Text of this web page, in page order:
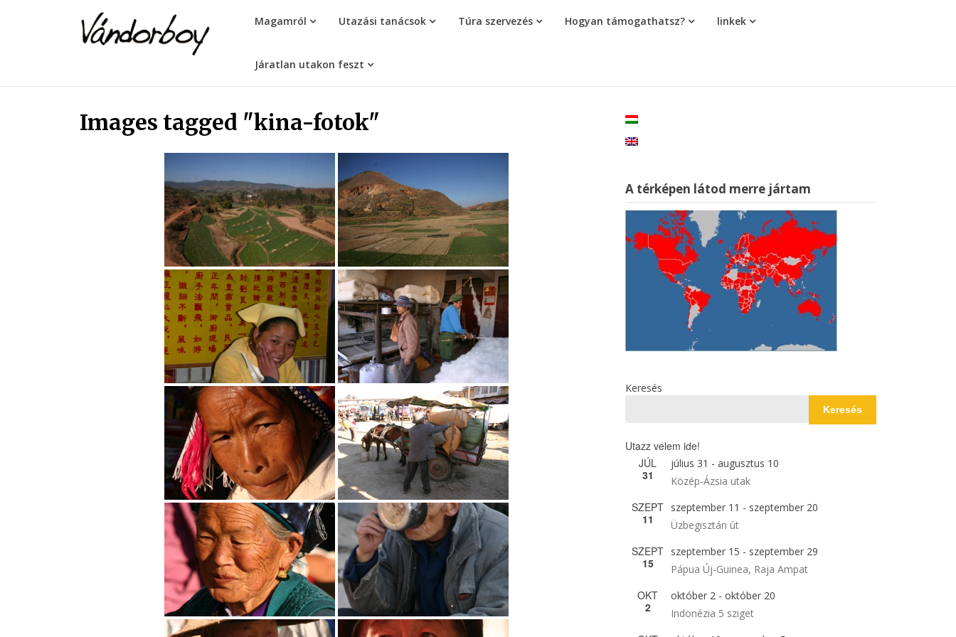
vandorboy
Magamról Utazási tanácsok Túra szervezés Hogyan támogathatsz? linkek
Járatlan utakon feszt
Images tagged "kina-fotok"
A térképen látod merre jártam
Keresés
Keresés
Utazz velem ide!
JÚL
31
július 31 - augusztus 10
Közép-Ázsia utak
SZEPT
11
szeptember 11 - szeptember 20
Üzbegisztán út
SZEPT
15
szeptember 15 - szeptember 29
Pápua Új-Guinea, Raja Ampat
OKT
2
október 2 - október 20
Indonézia 5 sziget